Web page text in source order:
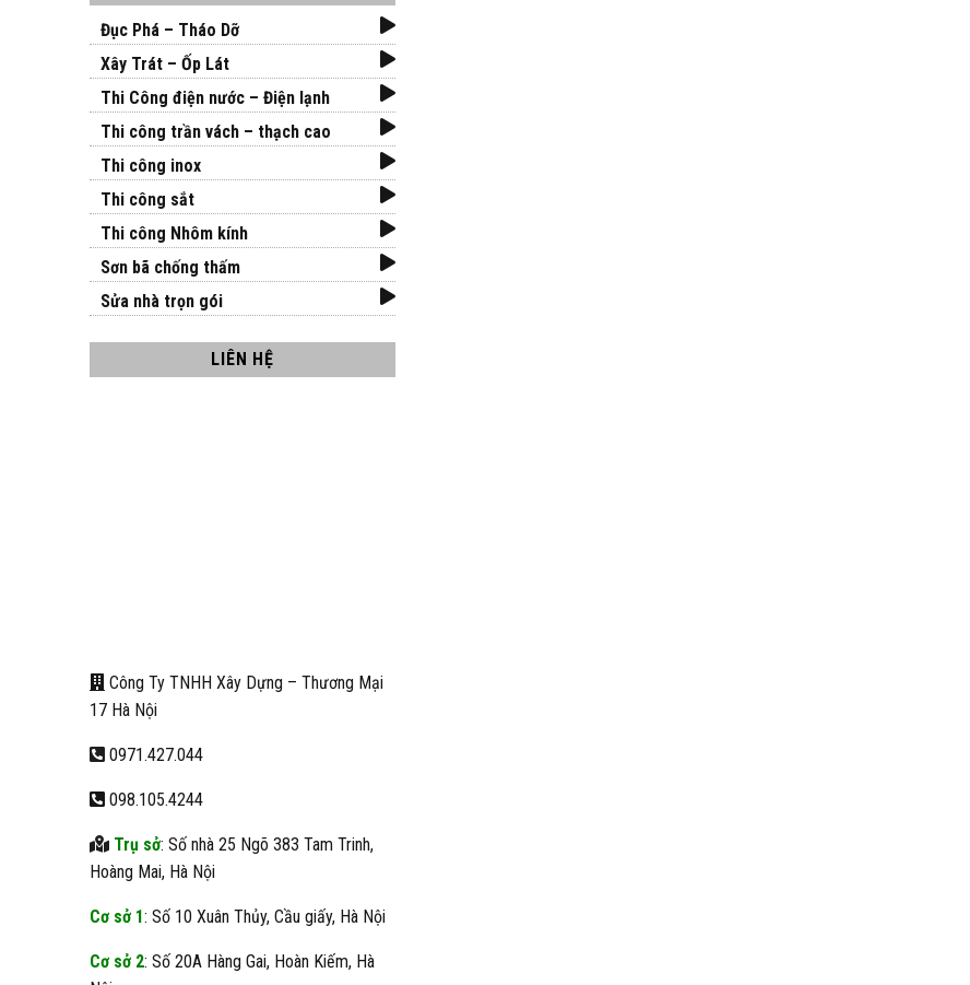
Đục Phá – Tháo Dỡ
Xây Trát – Ốp Lát
Thi Công điện nước – Điện lạnh
Thi công trần vách – thạch cao
Thi công inox
Thi công sắt
Thi công Nhôm kính
Sơn bã chống thấm
Sửa nhà trọn gói
LIÊN HỆ
Công Ty TNHH Xây Dựng – Thương Mại
17 Hà Nội
0971.427.044
098.105.4244
Trụ sở: Số nhà 25 Ngõ 383 Tam Trinh,
Hoàng Mai, Hà Nội
Cơ sở 1: Số 10 Xuân Thủy, Cầu giấy, Hà Nội
Cơ sở 2: Số 20A Hàng Gai, Hoàn Kiếm, Hà